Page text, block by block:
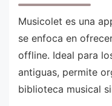
Musicolet es una
se enfoca en
offline. Ideal para
antiguas, permite
biblioteca musical